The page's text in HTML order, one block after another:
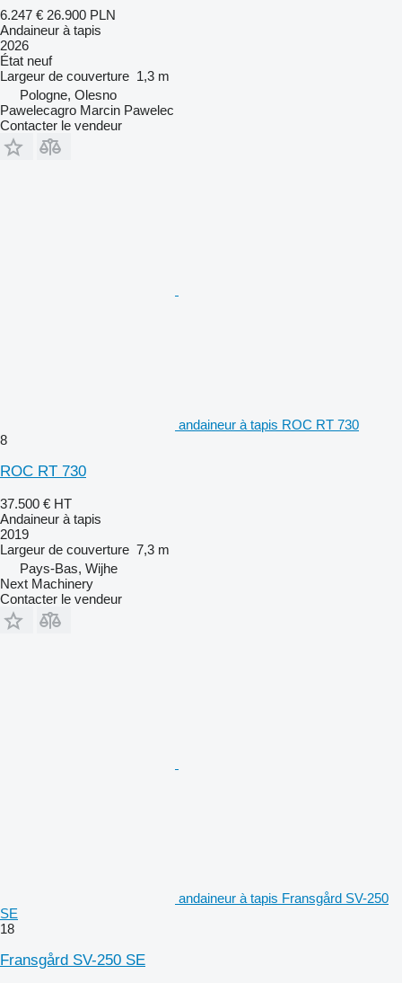
6.247 € 26.900 PLN
Andaineur à tapis
2026
État neuf
Largeur de couverture 1,3 m
Pologne, Olesno
Pawelecagro Marcin Pawelec
Contacter le vendeur
andaineur à tapis ROC RT 730
8
ROC RT 730
37.500 € HT
Andaineur à tapis
2019
Largeur de couverture 7,3 m
Pays-Bas, Wijhe
Next Machinery
Contacter le vendeur
andaineur à tapis Fransgård SV-250
SE
18
Fransgård SV-250 SE